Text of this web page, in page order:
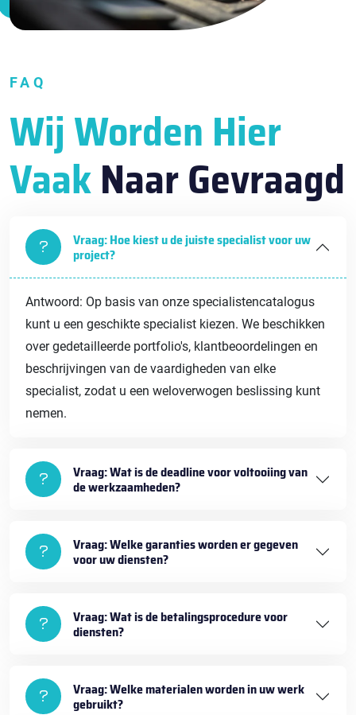
FAQ
Wij Worden Hier
VaakNaar Gevraagd
Vraag: Hoe kiest u de juiste specialist voor uw
project?
Antwoord: Op basis van onze specialistencatalogus
kunt u een geschikte specialist kiezen. We beschikken
over gedetailleerde portfolio's, klantbeoordelingen en
beschrijvingen van de vaardigheden van elke
specialist, zodat u een weloverwogen beslissing kunt
nemen.
Vraag: Wat is de deadline voor voltooiing van
de werkzaamheden?
Vraag: Welke garanties worden er gegeven
voor uw diensten?
Vraag: Wat is de betalingsprocedure voor
diensten?
Vraag: Welke materialen worden in uw werk
gebruikt?